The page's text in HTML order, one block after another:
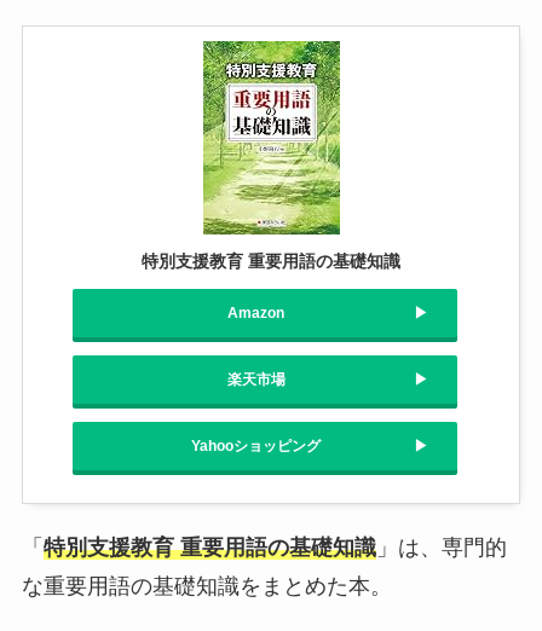
特別支援教育 重要用語の基礎知識
Amazon
楽天市場
Yahooショッピング
「 特別支援教育 重要用語の基礎知識」は、専門的
な重要用語の基礎知識をまとめた本。